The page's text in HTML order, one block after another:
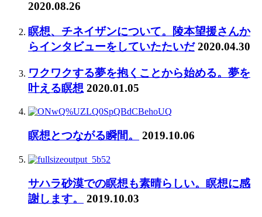
2020.08.26
瞑想、チネイザンについて。陵本望援さんか
らインタビューをしていたたいだ 2020.04.30
ワクワクする夢を抱くことから始める。夢を
叶える瞑想 2020.01.05
瞑想とつながる瞬間。 2019.10.06
サハラ砂漠での瞑想も素晴らしい。瞑想に感
謝します。
2019.10.03